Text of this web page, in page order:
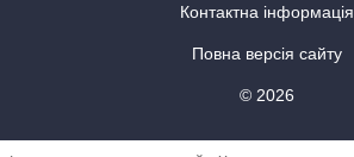
Контактна інформація
Повна версія сайту
© 2026